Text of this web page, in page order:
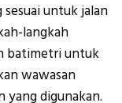
untuk jalan
langkah
batimetri untuk
wawasan
digunakan.